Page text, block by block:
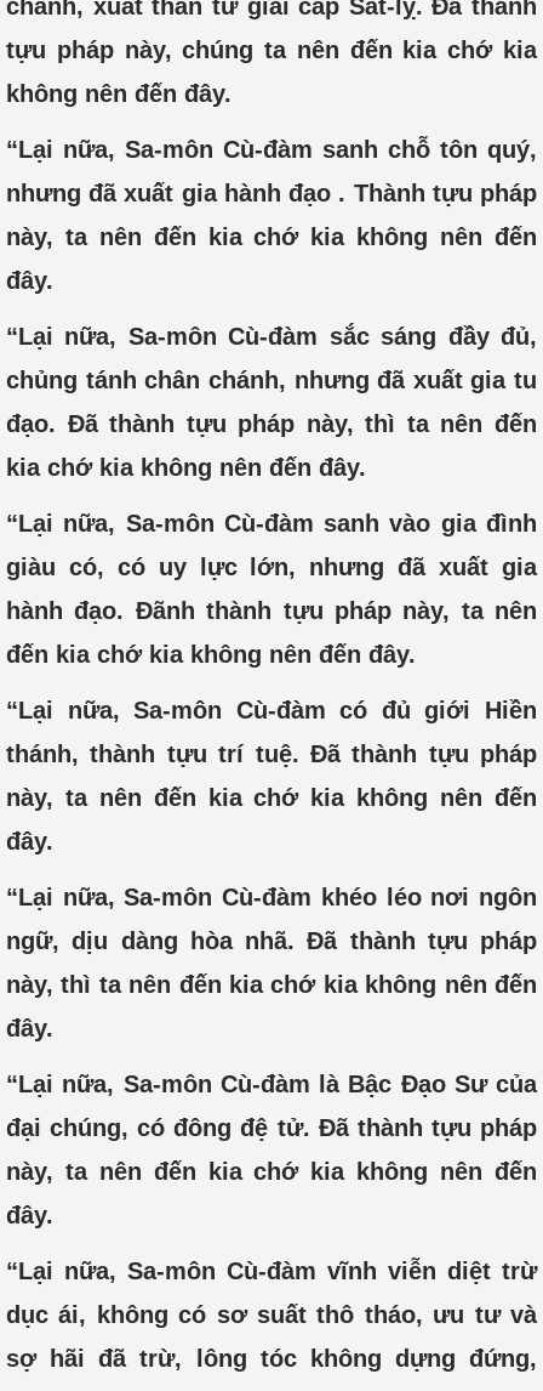
chánh, xuất thân từ giai cấp Sát-lỵ. Đã thành
tựu pháp này, chúng ta nên đến kia chớ kia
không nên đến đây.
“Lại nữa, Sa-môn Cù-đàm sanh chỗ tôn quý,
nhưng đã xuất gia hành đạo . Thành tựu pháp
này, ta nên đến kia chớ kia không nên đến
đây.
“Lại nữa, Sa-môn Cù-đàm sắc sáng đầy đủ,
chủng tánh chân chánh, nhưng đã xuất gia tu
đạo. Đã thành tựu pháp này, thì ta nên đến
kia chớ kia không nên đến đây.
“Lại nữa, Sa-môn Cù-đàm sanh vào gia đình
giàu có, có uy lực lớn, nhưng đã xuất gia
hành đạo. Đãnh thành tựu pháp này, ta nên
đến kia chớ kia không nên đến đây.
“Lại nữa, Sa-môn Cù-đàm có đủ giới Hiền
thánh, thành tựu trí tuệ. Đã thành tựu pháp
này, ta nên đến kia chớ kia không nên đến
đây.
“Lại nữa, Sa-môn Cù-đàm khéo léo nơi ngôn
ngữ, dịu dàng hòa nhã. Đã thành tựu pháp
này, thì ta nên đến kia chớ kia không nên đến
đây.
“Lại nữa, Sa-môn Cù-đàm là Bậc Đạo Sư của
đại chúng, có đông đệ tử. Đã thành tựu pháp
này, ta nên đến kia chớ kia không nên đến
đây.
“Lại nữa, Sa-môn Cù-đàm vĩnh viễn diệt trừ
dục ái, không có sơ suất thô tháo, ưu tư và
sợ hãi đã trừ, lông tóc không dựng đứng,